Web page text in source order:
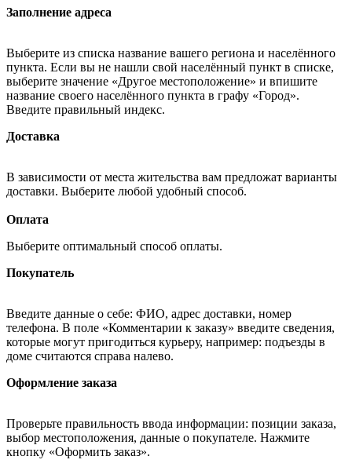
Заполнение адреса
Выберите из списка название вашего региона и населённого
пункта. Если вы не нашли свой населённый пункт в списке,
выберите значение «Другое местоположение» и впишите
название своего населённого пункта в графу «Город».
Введите правильный индекс.
Доставка
В зависимости от места жительства вам предложат варианты
доставки. Выберите любой удобный способ.
Оплата
Выберите оптимальный способ оплаты.
Покупатель
Введите данные о себе: ФИО, адрес доставки, номер
телефона. В поле «Комментарии к заказу» введите сведения,
которые могут пригодиться курьеру, например: подъезды в
доме считаются справа налево.
Оформление заказа
Проверьте правильность ввода информации: позиции заказа,
выбор местоположения, данные о покупателе. Нажмите
кнопку «Оформить заказ».